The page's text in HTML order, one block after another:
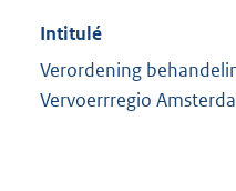
Intitulé
Verordening
Vervoerrregio